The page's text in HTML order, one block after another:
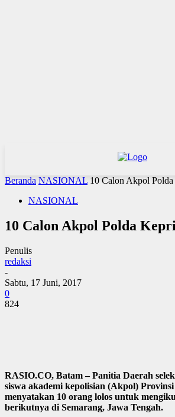
Beranda NASIONAL 10 Calon Akpol
NASIONAL
10 Calon Akpol Polda
Penulis
redaksi
-
Sabtu, 17 Juni, 2017
0
824
RASIO.CO, Batam – Panitia Daerah
siswa akademi kepolisian (Akpol)
menyatakan 10 orang lolos untuk
berikutnya di Semarang, Jawa Tengah.